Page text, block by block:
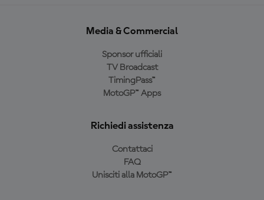
Media & Commercial
Sponsor ufficiali
TV Broadcast
TimingPass™
MotoGP™ Apps
Richiedi assistenza
Contattaci
FAQ
Unisciti alla MotoGP™